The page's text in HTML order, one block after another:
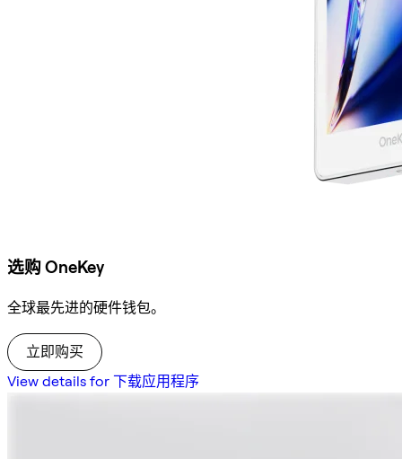
选购 OneKey
全球最先进的硬件钱包。
立即购买
View details for 下载应用程序